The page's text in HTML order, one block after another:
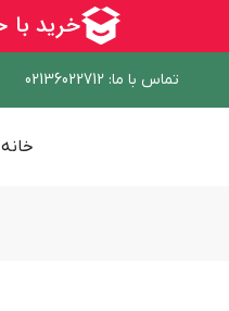
تماس با ما:
02136022712
خانه